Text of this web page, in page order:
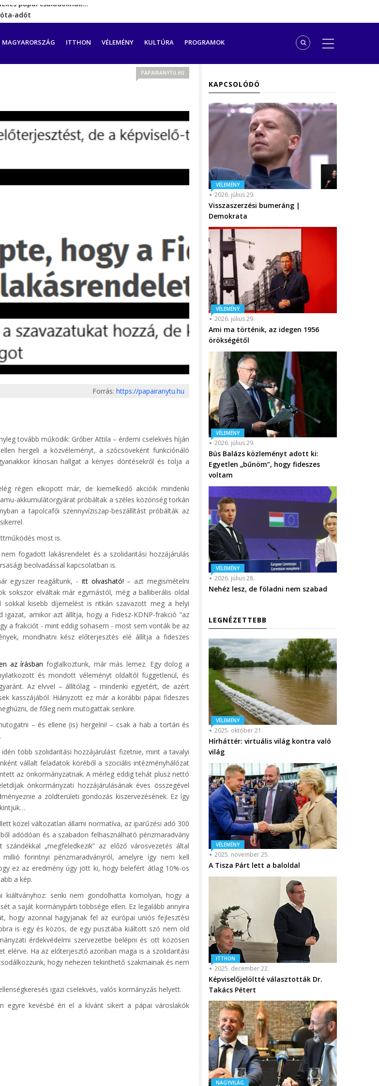
lehet…
tanároknak tett…
pápai családoknak…
MAGYARORSZÁG ITTHON VÉLEMÉNY KULTÚRA PROGRAMOK
PAPAIRANYTU.HU
Forrás: https://papairanytu.hu
tovább működik: Grőber Attila – érdemi cselekvés híján
hergeli a közvéleményt, a szócsöveként funkciónáló
kínosan hallgat a kényes döntésekről és tolja a
régen elkopott már, de kiemelkedő akcióik mindenki
akkumulátorgyárat próbáltak a széles közönség torkán
a tapolcafői szennyvíziszap-beszállítást próbálták az
most is.
fogadott lakásrendelet és a szolidaritási hozzájárulás
beolvadással kapcsolatban is.
egyszer reagáltunk, - itt olvasható! – azt megismételni
sokszor elváltak már egymástól, még a balliberális oldal
sokkal kisebb díjemelést is ritkán szavazott meg a helyi
igazat, amikor azt állítja, hogy a Fidesz-KDNP-frakció "az
a frakciót - mint eddig sohasem - most sem vonták be az
mondhatni kész előterjesztés elé állítja a fideszes
az írásban foglalkoztunk, már más lemez. Egy dolog a
és mondott véleményt oldaltól függetlenül, és
Az elvvel – állítólag – mindenki egyetért, de azért
kasszájából. Hiányzott ez már a korábbi pápai fideszes
de főleg nem mutogattak senkire.
– és ellene (is) hergelni! – csak a hab a tortán és
több szolidaritási hozzájárulást fizetnie, mint a tavalyi
vállalt feladatok köréből a szociális intézményhálózat
az önkormányzatnak. A mérleg eddig tehát plusz nettó
önkormányzati hozzájárulásának éves összegével
a zöldterületi gondozás kiszervezésének. Ez így
közel változatlan állami normatíva, az iparűzési adó 300
adódóan és a szabadon felhasználható pénzmaradvány
„megfeledkezik” az előző városvezetés által
forintnyi pénzmaradványról, amelyre így nem kell
ez az eredmény úgy jött ki, hogy belefért átlag 10%-os
a kép.
kiáltványhoz: senki nem gondolhatta komolyan, hogy a
a saját kormánypárti többsége ellen. Ez legalább annyira
hogy azonnal hagyjanak fel az európai uniós fejlesztési
is egy és közös, de egy pusztába kiáltott szó nem old
érdekvédelmi szervezetbe belépni és ott közösen
elérve. Ha az előterjesztő azonban maga is a szolidaritási
hogy nehezen tekinthető szakmainak és nem
igazi cselekvés, valós kormányzás helyett.
egyre kevésbé éri el a kívánt sikert a pápai városlakók
KAPCSOLÓDÓ
VÉLEMÉNY
2026. július 29.
Visszaszerzési bumeráng |
Demokrata
VÉLEMÉNY
2026. július 29.
Ami ma történik, az idegen 1956
örökségétől
VÉLEMÉNY
2026. július 29.
Bús Balázs közleményt adott ki:
Egyetlen „bűnöm”, hogy fideszes
voltam
VÉLEMÉNY
2026. július 28.
Nehéz lesz, de föladni nem szabad
LEGNÉZETTEBB
VÉLEMÉNY
2025. október 21.
Hírháttér: virtuális világ kontra való
világ
VÉLEMÉNY
2025. november 25.
A Tisza Párt lett a baloldal
ITTHON
2025. december 22.
Képviselőjelöltté választották Dr.
Takács Pétert
NAGYVILÁG